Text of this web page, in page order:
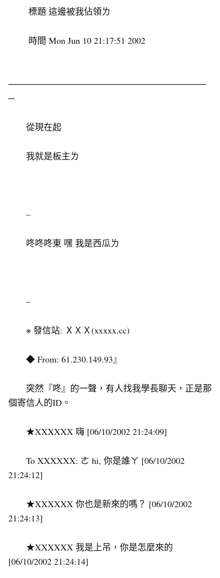
標題 這邊被我佔領ㄌ
時間 Mon Jun 10 21:17:51 2002
───────────────────────────────
─
從現在起
我就是板主ㄌ
–
咚咚咚東 嘿 我是西瓜ㄌ
–
※ 發信站: ＸＸＸ(xxxxx.cc)
◆ From: 61.230.149.93』
突然『咚』的一聲，有人找我學長聊天，正是那
個寄信人的ID。
★XXXXXX 嗨 [06/10/2002 21:24:09]
To XXXXXX: ㄜ hi, 你是誰ㄚ [06/10/2002
21:24:12]
★XXXXXX 你也是新來的嗎？ [06/10/2002
21:24:13]
★XXXXXX 我是上吊，你是怎麼來的
[06/10/2002 21:24:14]